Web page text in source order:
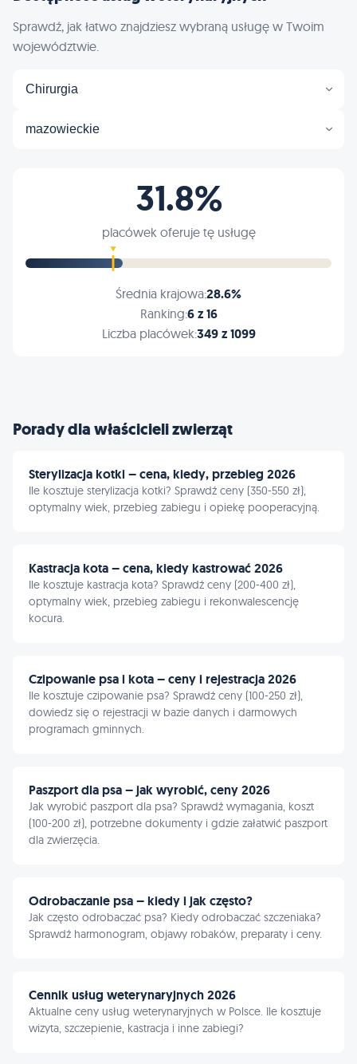
Sprawdź, jak łatwo znajdziesz wybraną usługę w Twoim
województwie.
Chirurgia
mazowieckie
31.8%
placówek oferuje tę usługę
Średnia krajowa:28.6%
Ranking:6 z 16
Liczba placówek:349 z 1099
Porady dla właścicieli zwierząt
Sterylizacja kotki – cena, kiedy, przebieg 2026
Ile kosztuje sterylizacja kotki? Sprawdź ceny (350-550 zł),
optymalny wiek, przebieg zabiegu i opiekę pooperacyjną.
Kastracja kota – cena, kiedy kastrować 2026
Ile kosztuje kastracja kota? Sprawdź ceny (200-400 zł),
optymalny wiek, przebieg zabiegu i rekonwalescencję
kocura.
Czipowanie psa i kota – ceny i rejestracja 2026
Ile kosztuje czipowanie psa? Sprawdź ceny (100-250 zł),
dowiedz się o rejestracji w bazie danych i darmowych
programach gminnych.
Paszport dla psa – jak wyrobić, ceny 2026
Jak wyrobić paszport dla psa? Sprawdź wymagania, koszt
(100-200 zł), potrzebne dokumenty i gdzie załatwić paszport
dla zwierzęcia.
Odrobaczanie psa – kiedy i jak często?
Jak często odrobaczać psa? Kiedy odrobaczać szczeniaka?
Sprawdź harmonogram, objawy robaków, preparaty i ceny.
Cennik usług weterynaryjnych 2026
Aktualne ceny usług weterynaryjnych w Polsce. Ile kosztuje
wizyta, szczepienie, kastracja i inne zabiegi?